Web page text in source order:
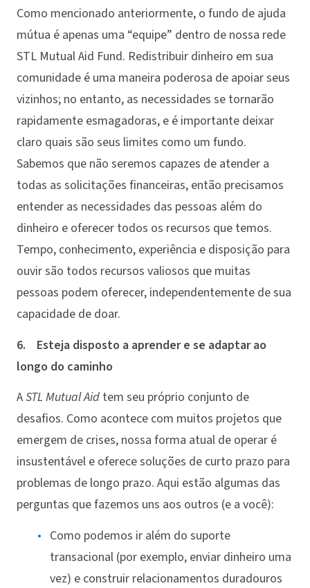
Como mencionado anteriormente, o fundo de ajuda
mútua é apenas uma “equipe” dentro de nossa rede
STL Mutual Aid Fund. Redistribuir dinheiro em sua
comunidade é uma maneira poderosa de apoiar seus
vizinhos; no entanto, as necessidades se tornarão
rapidamente esmagadoras, e é importante deixar
claro quais são seus limites como um fundo.
Sabemos que não seremos capazes de atender a
todas as solicitações financeiras, então precisamos
entender as necessidades das pessoas além do
dinheiro e oferecer todos os recursos que temos.
Tempo, conhecimento, experiência e disposição para
ouvir são todos recursos valiosos que muitas
pessoas podem oferecer, independentemente de sua
capacidade de doar.
6. Esteja disposto a aprender e se adaptar ao
longo do caminho
ASTL Mutual Aid tem seu próprio conjunto de
desafios. Como acontece com muitos projetos que
emergem de crises, nossa forma atual de operar é
insustentável e oferece soluções de curto prazo para
problemas de longo prazo. Aqui estão algumas das
perguntas que fazemos uns aos outros (e a você):
Como podemos ir além do suporte
transacional (por exemplo, enviar dinheiro uma
vez) e construir relacionamentos duradouros